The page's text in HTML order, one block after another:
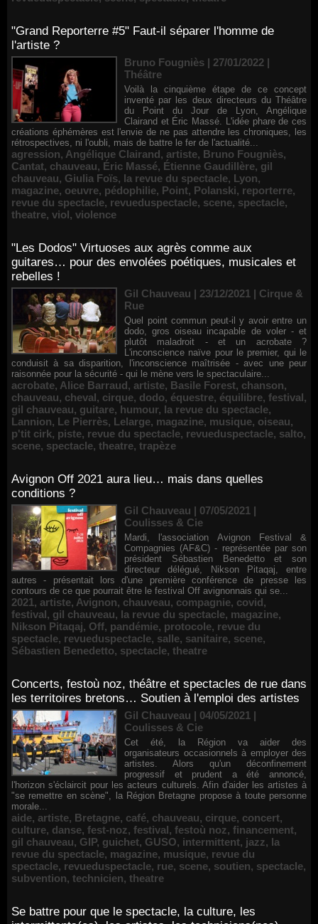
"Grand Reporterre #5" Faut-il séparer l'homme de
l'artiste ?
Bruno Fougniès | 27/01/2022 |
Théâtre
Voilà la cinquième étape de ce concept
inventé par les deux directeurs du Théâtre
du Point du Jour de Lyon, Angélique
Clairand et Éric Massé. L'idée phare de ces
créations éphémères est l'envie de ne pas attendre les chroniques, les
rétrospectives, ni l'oubli, mais de battre le fer de l'actualité...
agression, Angélique Clairand, artiste, Bruno Fougniès,
Cantat, chauveau, Éric Massé, Étienne Gaudillère, gil
chauveau, Giulia Foïs, la revue du spectacle, Lyon,
magazine, oeuvre, pédophilie, Point, Polanski, reporterre,
revue du spectacle, revueduspectacle, scene, spectacle,
theatre, viol, violence
"Les Dodos" Virtuoses aux agrès comme aux
guitares… pour des envolées poétiques, musicales et
rebelles !
Gil Chauveau | 23/12/2021 | Cirque &
Rue
Quel point commun peut-il y avoir entre un
dodo, gros oiseau incapable de voler - et
plutôt maladroit - et un acrobate ?
L'inconscience naïve pour le premier, qui le
conduisit à sa disparition, l'inconscience maîtrisée - avec une peur
raisonnée pour la sécurité - qui le mène vers le spectaculaire...
acrobate, Alice Barraud, artiste, Basile Forest, chanson,
chauveau, cheval, cirque, dodo, équestre, équilibre, festival,
gil chauveau, guitare, humour, la revue du spectacle,
Lannion, Le Pierrès, Lelarge, magazine, musique, oiseau,
p'tit cirk, piste, revue du spectacle, revueduspectacle, salto,
scene, spectacle, theatre, trapèze
Avignon Off 2021 aura lieu… mais dans quelles
conditions ?
Gil Chauveau | 07/05/2021 |
Coulisses & Cie
Mardi, l'association Avignon Festival &
Compagnies (AF&C) - représentée par son
président Sébastien Benedetto et son
directeur délégué, Nikson Pitaqaj, entre
autres - présentait lors d'une première conférence de presse les
contours de ce que pourrait être le festival Off avignonnais qui se...
2021, artiste, Avignon, chauveau, compagnie, covid,
festival, gil chauveau, la revue du spectacle, magazine,
Nikson Pitaqaj, Off, pandémie, protocole, revue du
spectacle, revueduspectacle, salle, sanitaire, scene,
Sébastien Benedetto, spectacle, theatre
Concerts, festoù noz, théâtre et spectacles de rue dans
les territoires bretons… Soutien à l'emploi des artistes
Gil Chauveau | 04/05/2021 |
Coulisses & Cie
Cet été, la Région va aider des
organisateurs occasionnels à employer des
artistes. Alors qu'un déconfinement
progressif et prudent a été annoncé,
l'horizon s'éclaircit pour les acteurs culturels. Afin d'aider les artistes à
"se remettre en scène", la Région Bretagne propose à toute personne
morale...
aide, artiste, Bretagne, café, chauveau, cirque, concert,
culture, danse, fest-noz, festival, festoù noz, financement,
gil chauveau, GIP, guichet, GUSO, intermittent, jazz, la
revue du spectacle, magazine, musique, revue du
spectacle, revueduspectacle, rue, scene, soutien, spectacle,
subvention, technicien, theatre
Se battre pour que le spectacle, la culture, les